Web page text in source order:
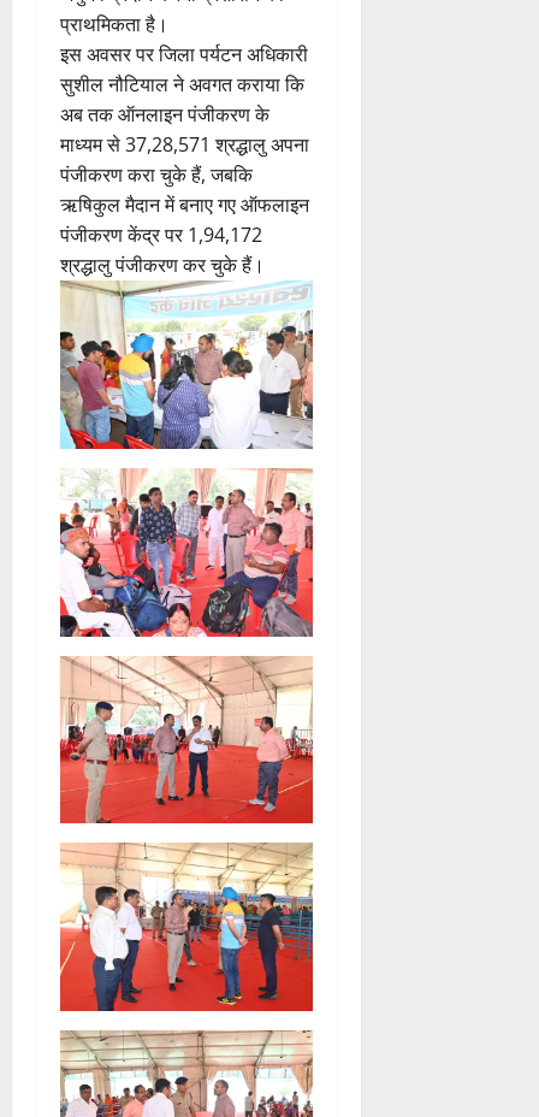
प्राथमिकता है।
इस अवसर पर जिला पर्यटन अधिकारी
सुशील नौटियाल ने अवगत कराया कि
अब तक ऑनलाइन पंजीकरण के
माध्यम से 37,28,571 श्रद्धालु अपना
पंजीकरण करा चुके हैं, जबकि
ऋषिकुल मैदान में बनाए गए ऑफलाइन
पंजीकरण केंद्र पर 1,94,172
श्रद्धालु पंजीकरण कर चुके हैं।